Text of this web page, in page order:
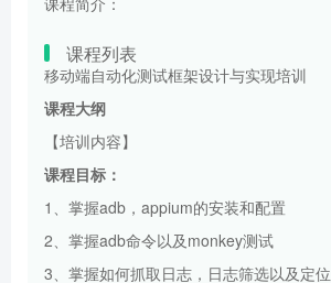
课程列表
移动端自动化测试框架设计与实现培训
课程大纲
【培训内容】
课程目标：
1、掌握adb，appium的安装和配置
2、掌握adb命令以及monkey测试
3、掌握如何抓取日志，日志筛选以及定位